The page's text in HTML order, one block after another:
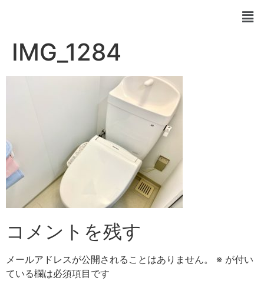
IMG_1284
コメントを残す
メールアドレスが公開されることはありません。 ※ が付い
ている欄は必須項目です